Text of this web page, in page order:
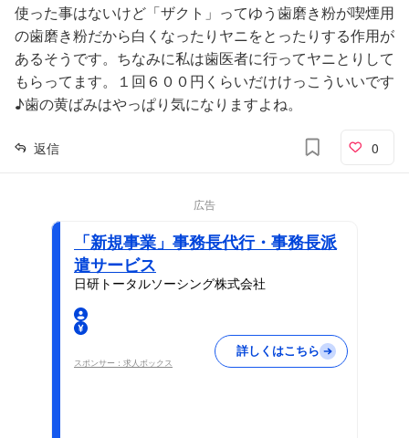
使った事はないけど「ザクト」ってゆう歯磨き粉が喫煙用
の歯磨き粉だから白くなったりヤニをとったりする作用が
あるそうです。ちなみに私は歯医者に行ってヤニとりして
もらってます。１回６００円くらいだけけっこういいです
♪歯の黄ばみはやっぱり気になりますよね。
返信 0
広告
「新規事業」事務長代行・事務長派
遣サービス
日研トータルソーシング株式会社
スポンサー：求人ボックス
詳しくはこちら